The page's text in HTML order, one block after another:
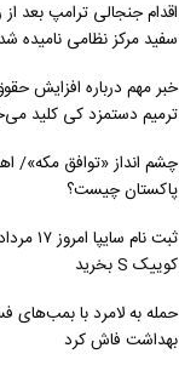
اقدام جنجالی ترامپ بعد
سفید مرکز نظامی نامیده شد
خبر مهم درباره افزایش
ترمیم دستمزد کی کلید
چشم انداز «توافق مکه»/
پاکستان چیست؟
کوییک S بخرید
حمله به لامرد با بمب‌های
بهداشت فاش کرد